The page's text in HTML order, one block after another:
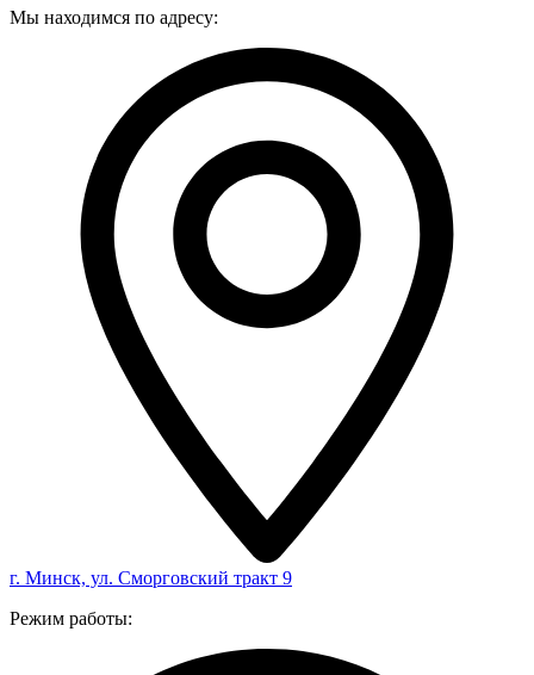
Мы находимся по адресу:
г. Минск, ул. Сморговский тракт 9
Режим работы: